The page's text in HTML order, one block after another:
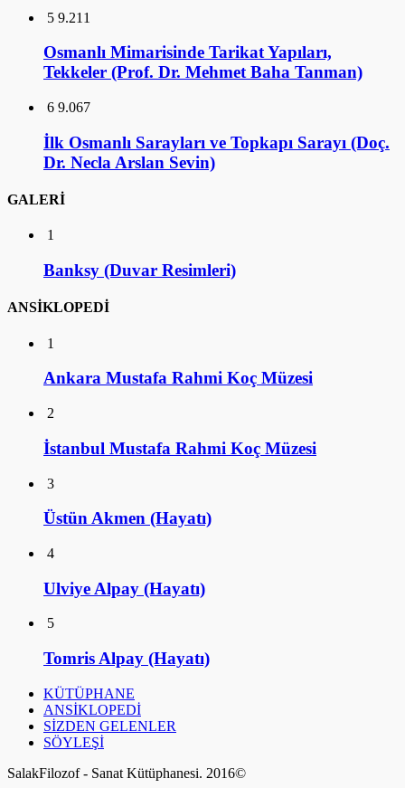
5 9.211
Osmanlı Mimarisinde Tarikat Yapıları,
Tekkeler (Prof. Dr. Mehmet Baha Tanman)
6 9.067
İlk Osmanlı Sarayları ve Topkapı Sarayı (Doç.
Dr. Necla Arslan Sevin)
GALERİ
1
Banksy (Duvar Resimleri)
ANSİKLOPEDİ
1
Ankara Mustafa Rahmi Koç Müzesi
2
İstanbul Mustafa Rahmi Koç Müzesi
3
Üstün Akmen (Hayatı)
4
Ulviye Alpay (Hayatı)
5
Tomris Alpay (Hayatı)
KÜTÜPHANE
ANSİKLOPEDİ
SİZDEN GELENLER
SÖYLEŞİ
SalakFilozof - Sanat Kütüphanesi. 2016©